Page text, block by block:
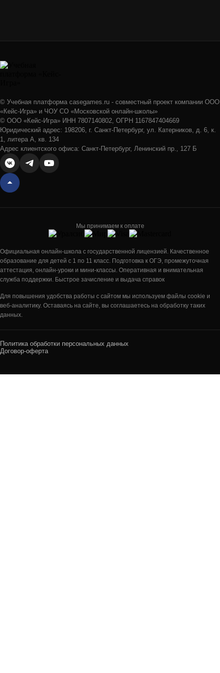
© Учебная платформа casegames.ru - совместный проект компании ООО
«Кейс-Игра» и ЧОУ СО «Московской онлайн-школы»
© ООО «Кейс-Игра» ИНН 7807140802, ОГРН 1167847404669
Юридический адрес: 198206, г. Санкт-Петербург, ул. Катерников, д. 6, к.
1, литера А, кв. 134
Адрес клиентского офиса: Санкт-Петербург, Ленинский пр., 127 Б
Мы принимаем к оплате
Официальная онлайн-школа с государственной лицензией. Качественное
образование для детей с 1 по 11 класс. Подготовка к ОГЭ, промежуточная
аттестация, онлайн-уроки и мини-классы. Оперативная и внимательная
служба поддержки. Быстрое зачисление и выдача справок
Для повышения удобства работы с сайтом мы используем файлы cookie и
веб-аналитику. Оставаясь на сайте, вы соглашаетесь на обработку таких
данных.
Политика обработки персональных данных
Договор-оферта